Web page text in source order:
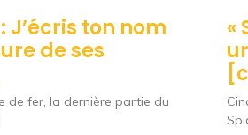
J’écris ton nom
de ses
de fer, la dernière partie du
«